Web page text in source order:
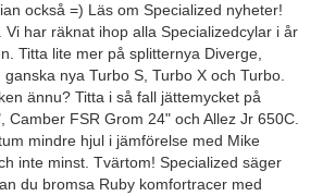
också =) Läs om Specialized nyheter!
Vi har räknat ihop alla Specializedcylar i år
Titta lite mer på splitternya Diverge,
nya Turbo S, Turbo X och Turbo.
ännu? Titta i så fall jättemycket på
Camber FSR Grom 24" och Allez Jr 650C.
mindre hjul i jämförelse med Mike
inte minst. Tvärtom! Specialized säger
du bromsa Ruby komfortracer med